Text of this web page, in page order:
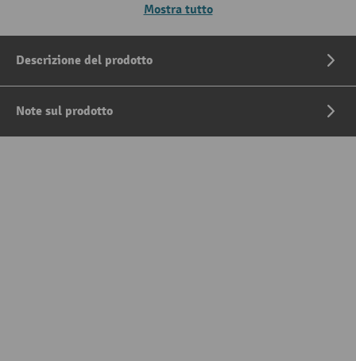
Mostra tutto
Descrizione del prodotto
Note sul prodotto